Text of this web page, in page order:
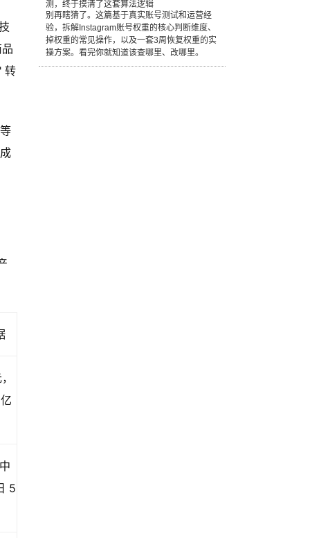
转
5
测，终于摸清了这套算法逻辑
别再瞎猜了。这篇基于真实账号测试和运营经
验，拆解Instagram账号权重的核心判断维度、
掉权重的常见操作，以及一套3周恢复权重的实
操方案。看完你就知道该查哪里、改哪里。